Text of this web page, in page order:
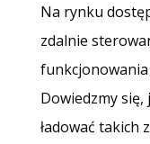
Na rynku
zdalnie
funkcjonowania
Dowiedzmy się,
ładować takich